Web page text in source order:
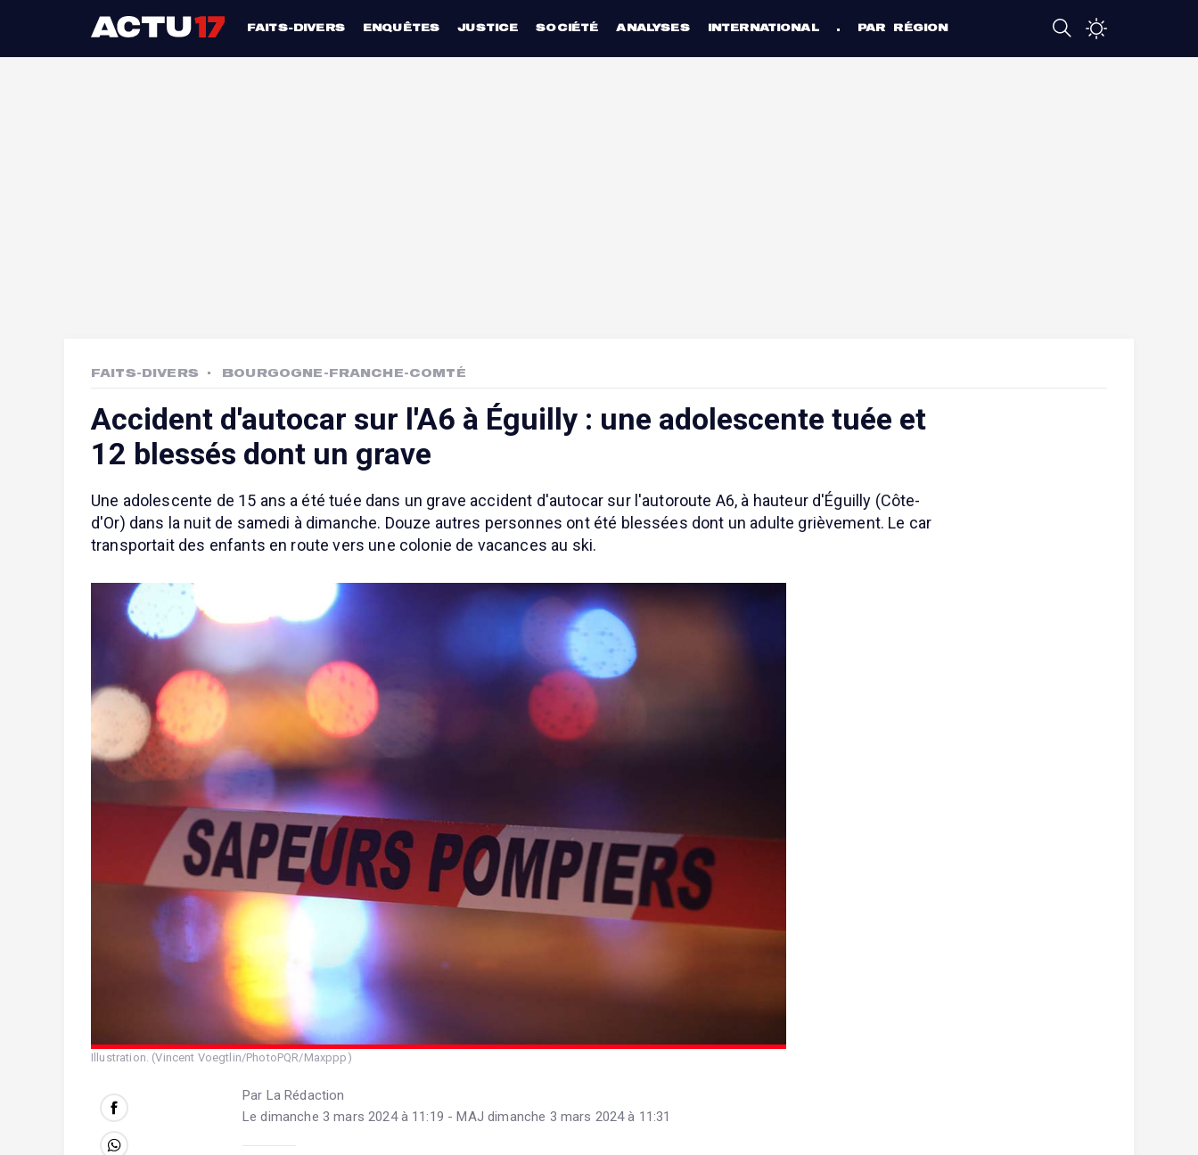
FAITS-DIVERS ENQUÊTES JUSTICE SOCIÉTÉ ANALYSES INTERNATIONAL PAR RÉGION
FAITS-DIVERS BOURGOGNE-FRANCHE-COMTÉ
Accident d'autocar sur l'A6 à Éguilly : une adolescente tuée et
12 blessés dont un grave
Une adolescente de 15 ans a été tuée dans un grave accident d'autocar sur l'autoroute A6, à hauteur d'Éguilly (Côte-
d'Or) dans la nuit de samedi à dimanche. Douze autres personnes ont été blessées dont un adulte grièvement. Le car
transportait des enfants en route vers une colonie de vacances au ski.
Illustration. (Vincent Voegtlin/PhotoPQR/Maxppp)
Par La Rédaction
Le dimanche 3 mars 2024 à 11:19 - MAJ dimanche 3 mars 2024 à 11:31